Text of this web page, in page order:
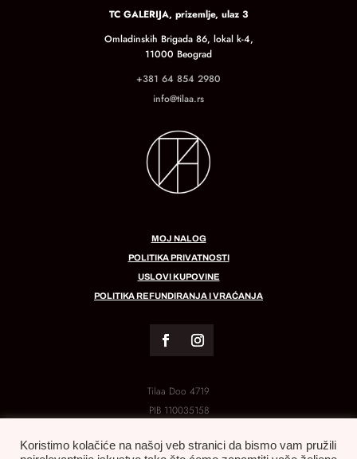
TC GALERIJA, prizemlje, ulaz 3
Omladinskih Brigada 86, lokal k-4,
11000 Beograd
+381 64 854 2980
info@tilaa.rs
MOJ NALOG
POLITIKA PRIVATNOSTI
USLOVI KUPOVINE
POLITIKA REFUNDIRANJA I VRAĆANJA
Tilaa Doo 4719
PIB 110035158
Koristimo kolačiće na našoj veb stranici da bismo vam pružili